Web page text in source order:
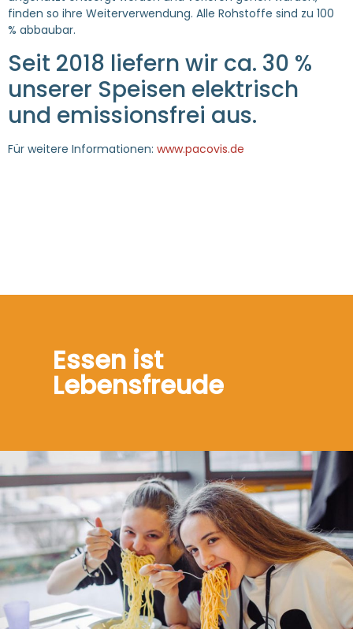
finden so ihre Weiterverwendung. Alle Rohstoffe sind zu 100
% abbaubar.
Seit 2018 liefern wir ca. 30 %
unserer Speisen elektrisch
und emissionsfrei aus.
Für weitere Informationen: www.pacovis.de
Essen ist
Lebensfreude